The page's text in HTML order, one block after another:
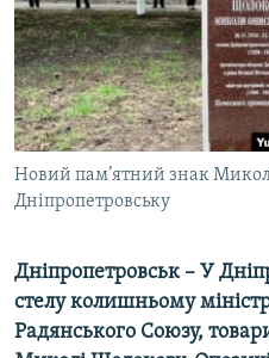
СПЕЦПРОЄКТИ
ПОДКАСТИ
КРИМ РЕАЛІЇ
РУС
УКР
ДОЛУЧАЙСЯ!
Новий пам’ятний знак
Дніпропетровську
Дніпропетровськ – У
стелу колишньому
Радянського Союзу,